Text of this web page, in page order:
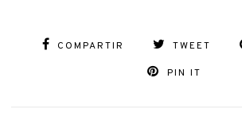
COMPARTIR TWEET
PIN IT